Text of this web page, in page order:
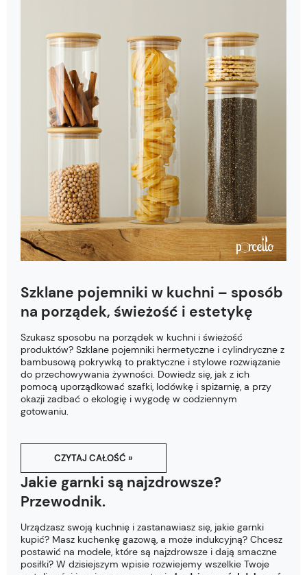
Szklane pojemniki w kuchni – sposób
na porządek, świeżość i estetykę
Szukasz sposobu na porządek w kuchni i świeżość
produktów? Szklane pojemniki hermetyczne i cylindryczne z
bambusową pokrywką to praktyczne i stylowe rozwiązanie
do przechowywania żywności. Dowiedz się, jak z ich
pomocą uporządkować szafki, lodówkę i spiżarnię, a przy
okazji zadbać o ekologię i wygodę w codziennym
gotowaniu.
CZYTAJ CAŁOŚĆ »
Jakie garnki są najzdrowsze?
Przewodnik.
Urządzasz swoją kuchnię i zastanawiasz się, jakie garnki
kupić? Masz kuchenkę gazową, a może indukcyjną? Chcesz
postawić na modele, które są najzdrowsze i dają smaczne
posiłki? W dzisiejszym wpisie rozwiejemy wszelkie Twoje